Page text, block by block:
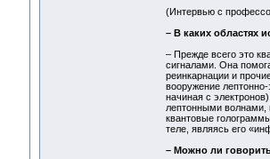
(Интервью с
– В каких областях
– Прежде всего это
сигналами. Она
реинкарнации и
вооружение
начиная с
лептонными волнами,
квантовые
теле, являясь его
– Можно ли